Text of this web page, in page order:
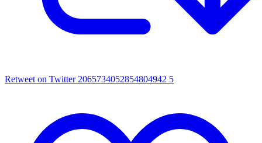
Retweet on Twitter 2065734052854804942 5